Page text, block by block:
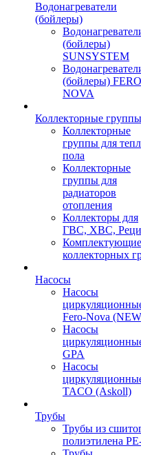
Водонагреватели
(бойлеры)
(бойлеры)
SUNSYSTEM
(бойлеры)
NOVA
Коллекторные группы
Коллекторные
группы для
пола
Коллекторные
группы для
радиаторов
отопления
Коллекторы для
ГВС, ХВС,
коллекторных
Насосы
Насосы
Fero-Nova
Насосы
GPA
Насосы
TACO (Askoll)
Трубы
Трубы из
полиэтилена